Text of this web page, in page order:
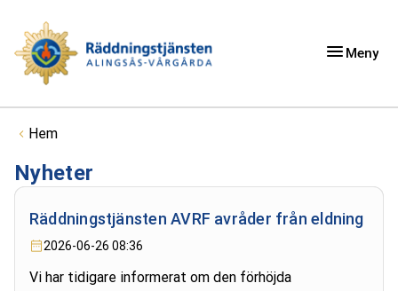
Meny
Du är här:
Hem
Nyheter
Räddningstjänsten AVRF avråder från eldning
2026-06-26 08:36
Vi har tidigare informerat om den förhöjda